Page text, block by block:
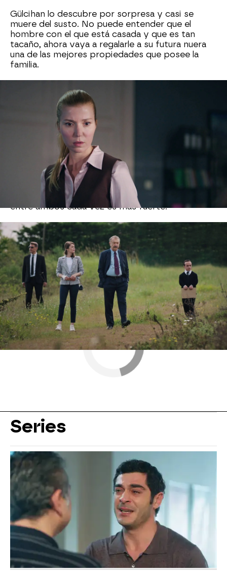
Gülcihan lo descubre por sorpresa y casi se
muere del susto. No puede entender que el
hombre con el que está casada y que es tan
tacaño, ahora vaya a regalarle a su futura nuera
una de las mejores propiedades que posee la
familia.
Selen acude a ver a su hermano Muzo
conocer más las intenciones de su padre y el por
qué va a regalarle a una desconocida semejante
terreno. Muzzafer no tiene la respuesta, pero le
hace una pregunta a su hermana que la hace
En cualquiera de los casos, la intención de Rifat
no es tanto regalarle un terreno a su futura nuera,
sino que pretende compartirlo con ell
a. Rifat ha
visto algo interesante en Nalan
entre ambos cada vez es más fuerte.
Nova » Series » Tras el cristal » Mejores momentos
Series